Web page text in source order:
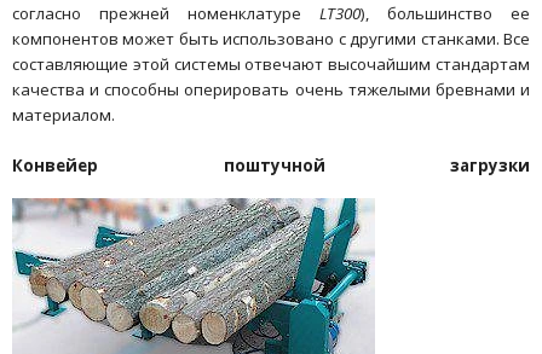
согласно прежней номенклатуре LT300), большинство ее
компонентов может быть использовано с другими станками. Все
составляющие этой системы отвечают высочайшим стандартам
качества и способны оперировать очень тяжелыми бревнами и
материалом.
Конвейер поштучной загрузки